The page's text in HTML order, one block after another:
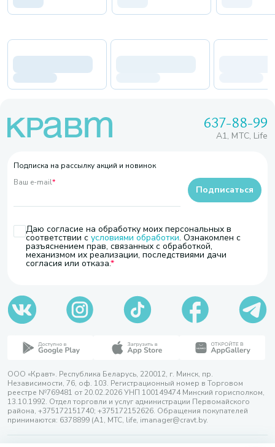
637-88-99
A1, МТС, Life
Подписка на рассылку акций и новинок
Ваш e-mail*
Даю согласие на обработку моих персональных в
соответствии с условиями обработки. Ознакомлен с
разъяснением прав, связанных с обработкой,
механизмом их реализации, последствиями дачи
согласия или отказа.
Подписаться
ООО «Кравт». Республика Беларусь, 220012, г. Минск, пр.
Независимости, 76, оф. 103. Регистрационный номер в Торговом
реестре №769481 от 20.02.2026 УНП 100149474 Минский горисполком,
13.10.1992. Отдел торговли и услуг администрации Первомайского
района, +375172151740; +375172152626. Обращения покупателей
принимаются: 6378899 (А1, МТС, life, imanager@cravt.by.